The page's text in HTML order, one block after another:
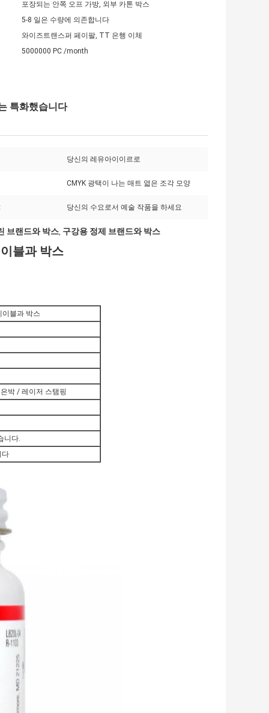
포장되는 안쪽 오프 가방, 외부 카톤 박스
5-8 일은 수량에 의존합니다
와이즈트랜스퍼 페이팔, TT 은행 이체
5000000 PC /month
특화했습니다
당신의 레유아이이르로
CMYK 광택이 나는 매트 엷은 조각 모양
당신의 수요로서 예술 작품을 하세요
브랜드와 박스, 구강용 정제 브랜드와 박스
블과 박스
블과 박스
박 / 레이저 스탬핑
니다.
다